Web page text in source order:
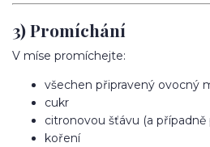
3) Promíchání
V míse promíchejte:
všechen připravený ovocný
cukr
citronovou šťávu (a
koření